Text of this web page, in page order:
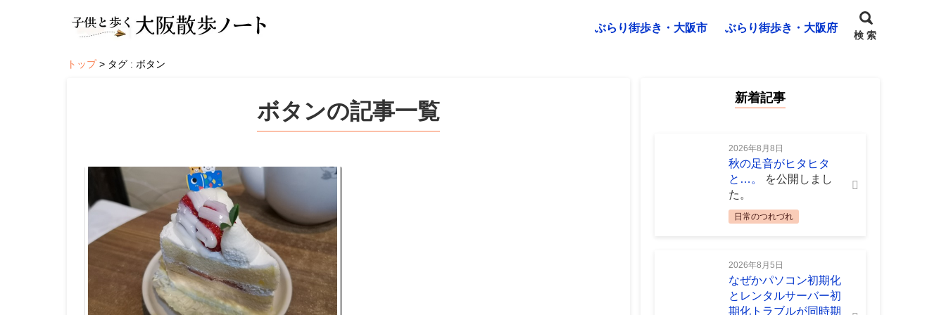
ぶらり街歩き・大阪市 ぶらり街歩き・大阪府
検 索
トップ タグ : ボタン
ボタンの記事一覧
新着記事
2026年8月8日
秋の足音がヒタヒタ
と…。
を公開しまし
た。
日常のつれづれ
2026年8月5日
なぜかパソコン初期化
とレンタルサーバー初
期化トラブルが同時期